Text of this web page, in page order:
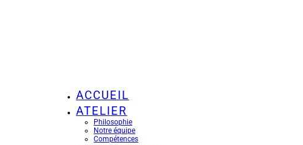
ACCUEIL
ATELIER
Philosophie
Notre équipe
Compétences